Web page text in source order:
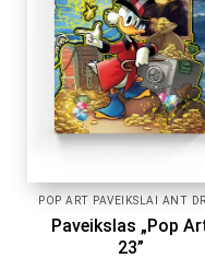
be
chosen
on
the
product
page
Paveikslas „Pop
23”